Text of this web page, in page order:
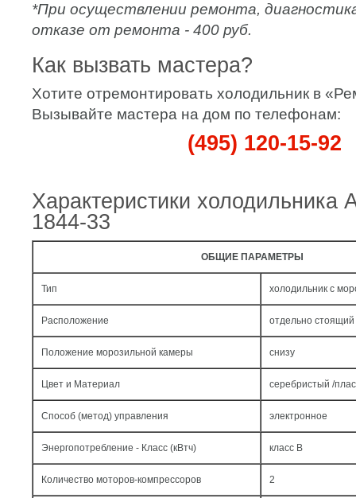
*При осуществлении ремонта,
отказе от ремонта - 400 руб.
Как вызвать мастера?
Хотите отремонтировать холодильник в
Вызывайте мастера на дом по телефонам:
(495) 120-15-92
Характеристики холодильника
1844-33
ОБЩИЕ ПАРАМЕТРЫ
Тип холодильник с
Расположение отдельно стоящий
Положение морозильной камеры снизу
Цвет и Материал серебристый /
Способ (метод) управления электронное
Энергопотребление - Класс (кВтч) класс B
Количество моторов-компрессоров 2